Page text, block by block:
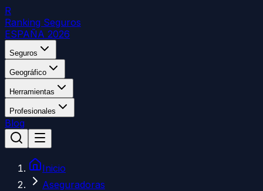
R
Ranking Seguros
ESPAÑA 2026
Seguros
Geográfico
Herramientas
Profesionales
Blog
Inicio
Aseguradoras